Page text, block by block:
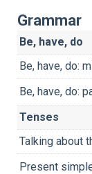
Grammar
Be, have, do
Be, have, do:
Be, have, do:
Tenses
Talking about
Present